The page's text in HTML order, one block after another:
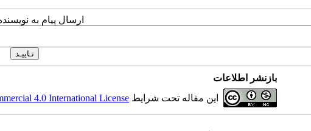
ارسال پیام به
بازنشر اطلاعات
این مقاله تحت شرایط 4.0 International License